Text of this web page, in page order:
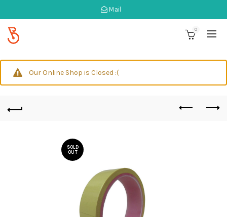
Mail
0
Our Online Shop is Closed :(
SOLD
OUT